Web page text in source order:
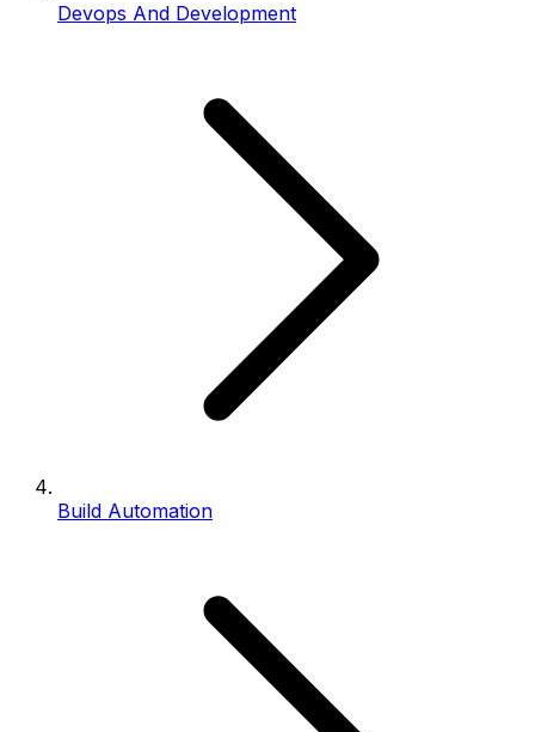
Devops And Development
Build Automation